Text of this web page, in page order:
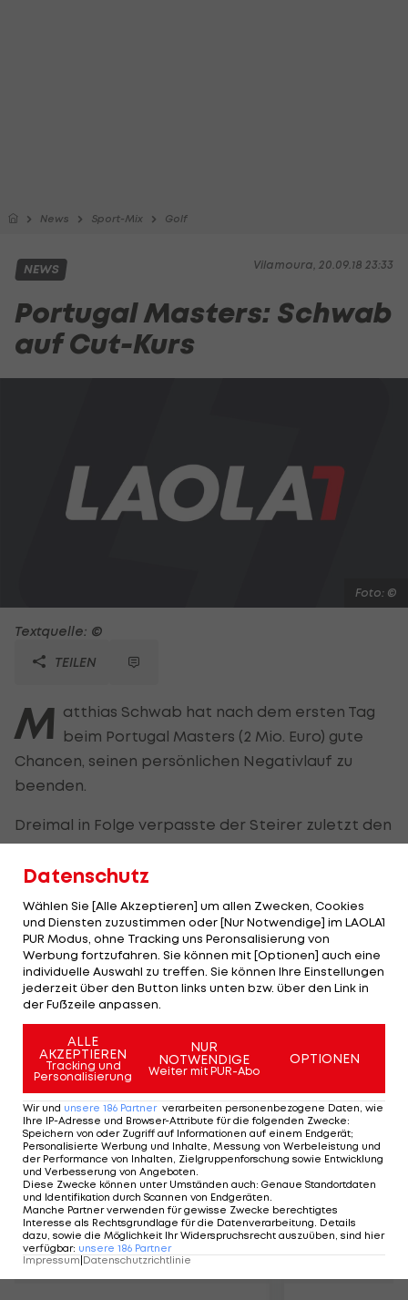
News Sport-Mix Golf
Vilamoura, 20.09.18 23:33
NEWS
Portugal Masters: Schwab
auf Cut-Kurs
Foto: ©
Textquelle: ©
TEILEN
M atthias Schwab hat nach dem ersten Tag
beim Portugal Masters (2 Mio. Euro) gute
Chancen, seinen persönlichen Negativlauf zu
beenden.
Dreimal in Folge verpasste der Steirer zuletzt den
Cut, auf dem Victoria Kurs von Vilamoura könnte
der Sprung in ein Preisgeld-Wochenende endlich
wieder gelingen.
Schwab spielt am Donnerstag eine 69er-Runde,
die ihn auf Rang 53 bringt. Eine deutlich bessere
Zwischenplatzierung verpasst er nur aufgrund
eines Bogeys am letzten Loch. In Führung liegt der
Australier Lucas Herbert mit 63 Schlägen.
Mehr zum Thema
Datenschutz
Wählen Sie [Alle Akzeptieren] um allen Zwecken, Cookies
und Diensten zuzustimmen oder [Nur Notwendige] im LAOLA1
PUR Modus, ohne Tracking uns Peronsalisierung von
Werbung fortzufahren. Sie können mit [Optionen] auch eine
individuelle Auswahl zu treffen. Sie können Ihre Einstellungen
jederzeit über den Button links unten bzw. über den Link in
der Fußzeile anpassen.
ALLE
AKZEPTIEREN
Tracking und
Personalisierung
NUR
NOTWENDIGE
Weiter mit PUR-Abo
OPTIONEN
Wir und unsere 186 Partner verarbeiten personenbezogene Daten, wie
Ihre IP-Adresse und Browser-Attribute für die folgenden Zwecke:
Speichern von oder Zugriff auf Informationen auf einem Endgerät;
Personalisierte Werbung und Inhalte, Messung von Werbeleistung und
der Performance von Inhalten, Zielgruppenforschung sowie Entwicklung
und Verbesserung von Angeboten
Diese Zwecke können unter Umständen auch: Genaue Standortdaten
und Identifikation durch Scannen von Endgeräten
Manche Partner verwenden für gewisse Zwecke berechtigtes
Interesse als Rechtsgrundlage für die Datenverarbeitung. Details
dazu, sowie die Möglichkeit Ihr Widerspruchsrecht auszuüben, sind hier
verfügbar: unsere 186 Partner
Impressum|Datenschutzrichtlinie